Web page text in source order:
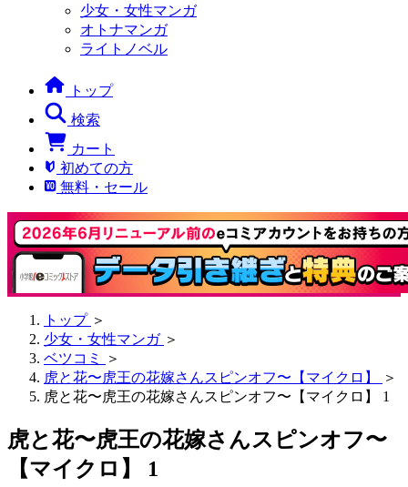
少女・女性マンガ
オトナマンガ
ライトノベル
トップ
検索
カート
初めての方
無料・セール
トップ ＞
少女・女性マンガ ＞
ベツコミ
＞
虎と花〜虎王の花嫁さんスピンオフ〜【マイクロ】
＞
虎と花〜虎王の花嫁さんスピンオフ〜【マイクロ】 1
虎と花〜虎王の花嫁さんスピンオフ〜
【マイクロ】 1